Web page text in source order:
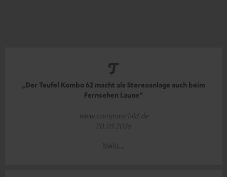
„Der Teufel Kombo 62 macht als Stereoanlage auch beim
Fernsehen Laune“
www.computerbild.de
20.05.2026
Mehr...